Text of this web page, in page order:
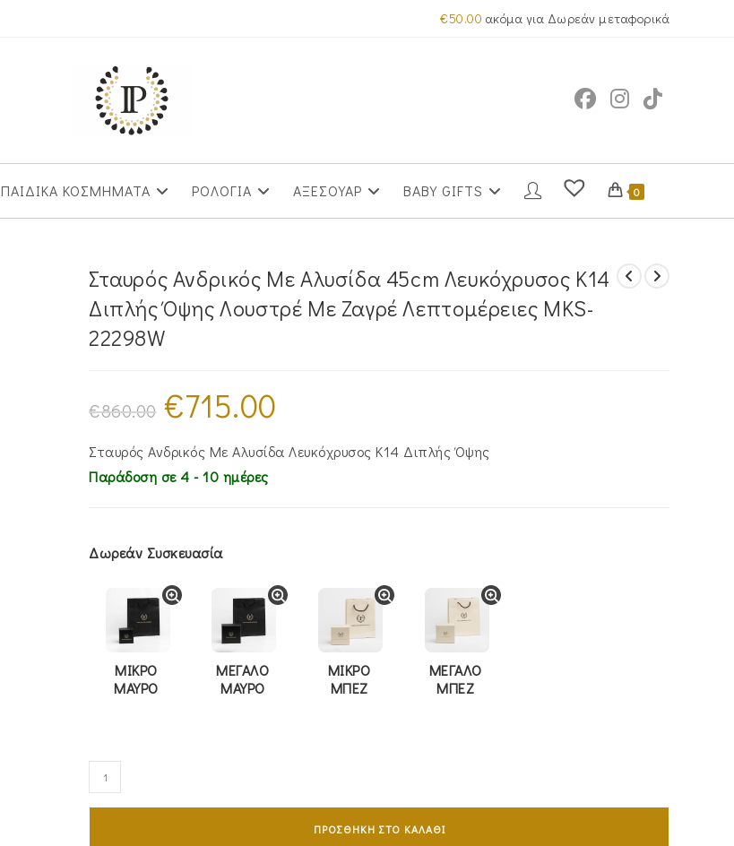
€50.00 ακόμα για Δωρεάν μεταφορικά
ΠΑΙΔΙΚΑ ΚΟΣΜΗΜΑΤΑ ΡΟΛΟΓΙΑ ΑΞΕΣΟΥΑΡ BABY GIFTS 0
Σταυρός Ανδρικός Με Αλυσίδα 45cm Λευκόχρυσος Κ14
Διπλής Όψης Λουστρέ Με Ζαγρέ Λεπτομέρειες MKS-
22298W
€860.00
Original
price
was:
€715.00
€715.00.
Σταυρός Ανδρικός Με Αλυσίδα Λευκόχρυσος Κ14 Διπλής Όψης
Παράδοση σε 4 - 10 ημέρες
Δωρεάν Συσκευασία
ΜΙΚΡΟ
ΜΑΥΡΟ
ΜΕΓΑΛΟ
ΜΑΥΡΟ
ΜΙΚΡΟ
ΜΠΕΖ
ΜΕΓΑΛΟ
ΜΠΕΖ
Σταυρός
Ανδρικός
ΠΡΟΣΘΉΚΗ ΣΤΟ ΚΑΛΆΘΙ